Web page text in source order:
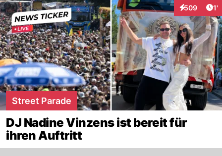
509
Interaktionen
1'
Street Parade
DJ Nadine Vinzens ist bereit für
ihren Auftritt